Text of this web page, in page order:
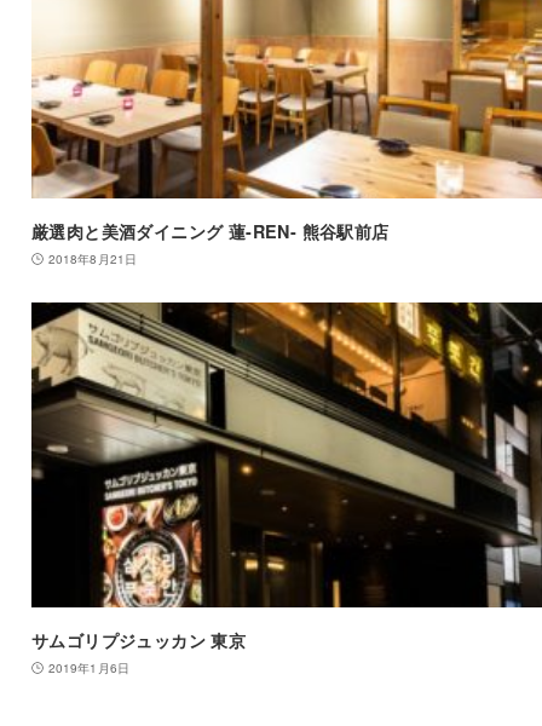
厳選肉と美酒ダイニング 蓮-REN- 熊谷駅前店
2018年8月21日
サムゴリプジュッカン 東京
2019年1月6日